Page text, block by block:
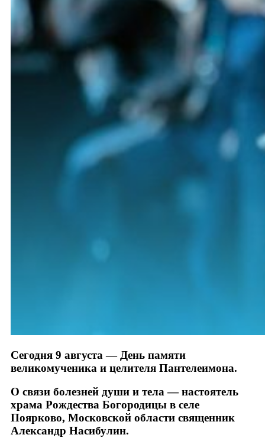
Сегодня 9 августа — День памяти
великомученика и целителя Пантелеимона.
О связи болезней души и тела — настоятель
храма Рождества Богородицы в селе
Поярково, Московской области священник
Александр Насибулин.